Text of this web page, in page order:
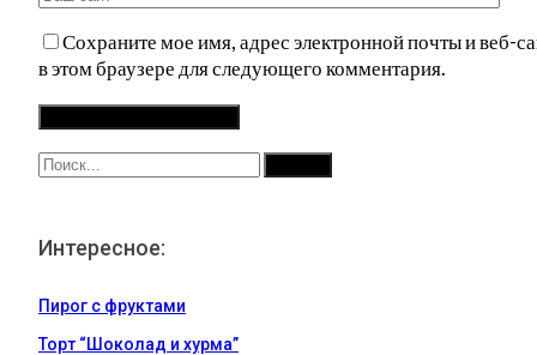
Сохраните мое имя, адрес электронной почты и веб-
в этом браузере для следующего комментария.
Интересное:
Пирог с фруктами
Торт “Шоколад и хурма”